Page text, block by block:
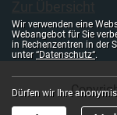
Toolbar
Webstatistik
Wir verwenden eine
Webangebot für Sie
in Rechenzentren in der
unter“Datenschutz“.
Dürfen wir Ihre